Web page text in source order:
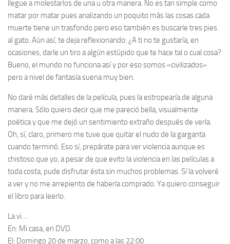
llegue a molestarlos de una u otra manera. No es tan simple como
matar por matar pues analizando un poquito más las cosas cada
muerte tiene un trasfondo pero eso también es buscarle tres pies
al gato. Aún así, te deja reflexionando: ¿A ti no te gustaría, en
ocasiones, darle un tiro a algún estúpido que te hace tal o cual cosa?
Bueno, el mundo no funciona así y por eso somos «civilizados»
pero a nivel de fantasía suena muy bien.
No daré más detalles de la película, pues la estropearía de alguna
manera. Sólo quiero decir que me pareció bella, visualmente
poética y que me dejó un sentimiento extraño después de verla.
Oh, sí, claro, primero me tuve que quitar el nudo de la garganta
cuando terminó. Eso sí, prepárate para ver violencia aunque es
chistoso que yo, a pesar de que evito la violencia en las películas a
toda costa, pude disfrutar ésta sin muchos problemas. Sí la volveré
a ver y no me arrepiento de haberla comprado. Ya quiero conseguir
el libro para leerlo.
La vi…
En: Mi casa, en DVD.
El: Domingo 20 de marzo, como a las 22:00